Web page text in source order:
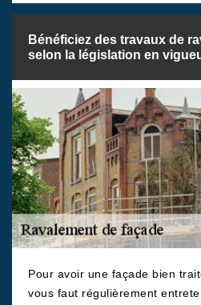
Bénéficiez des travaux de
selon la législation en
Pour avoir une façade bien
vous faut régulièrement